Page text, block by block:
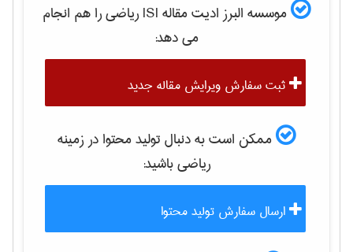
موسسه البرز ادیت مقاله ISI رياضیرا هم انجام
می دهد:
ثبت سفارش ویرایش مقاله جدید
ممکن است به دنبال تولید محتوا در زمینه
رياضیباشید:
ارسال سفارش تولید محتوا